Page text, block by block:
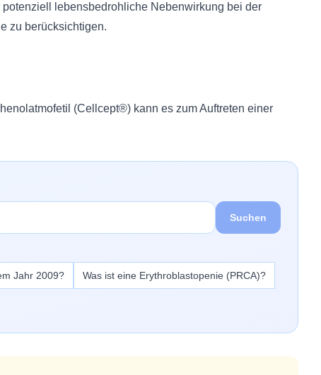
lebensbedrohliche Nebenwirkung bei der
zu berücksichtigen.
(Cellcept®) kann es zum Auftreten einer
Suchen
Jahr 2009? Was ist eine Erythroblastopenie (PRCA)?